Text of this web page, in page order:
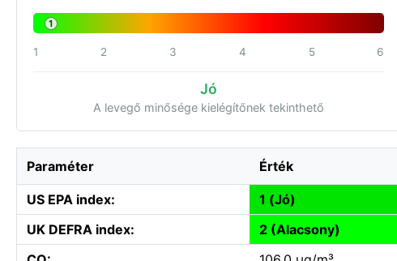
1
1 2 3 4 5 6
Jó
A levegő minősége kielégítőnek tekinthető
Paraméter Érték
US EPA index:
1 (Jó)
UK DEFRA index:
2 (Alacsony)